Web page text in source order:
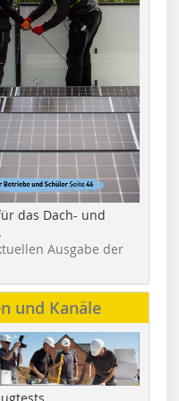
das Dach- und
Ausgabe der
und Kanäle